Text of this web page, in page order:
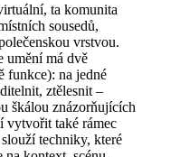
ta komunita
sousedů,
vrstvou.
umění má dvě
funkce): na jedné
ztělesnit –
škálou znázorňujících
vytvořit také rámec
techniky, které